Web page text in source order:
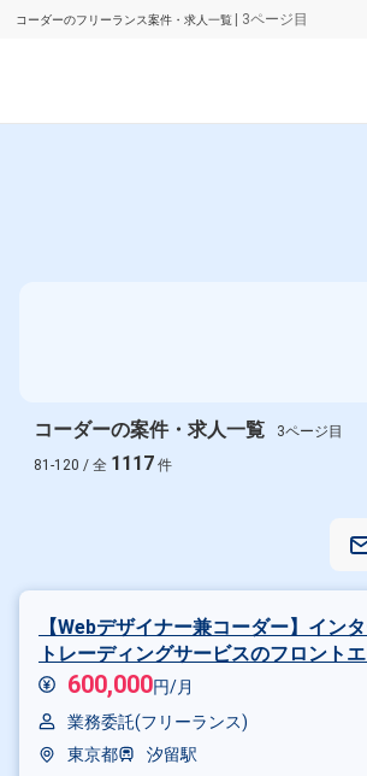
コーダーのフリーランス案件・求人一覧 | 3ページ目
コーダーの案件・求人一覧
3ページ目
81-120 / 全 1117 件
【Webデザイナー兼コーダー】イン
トレーディングサービスのフロント
600,000円/月
業務委託(フリーランス)
東京都
汐留駅